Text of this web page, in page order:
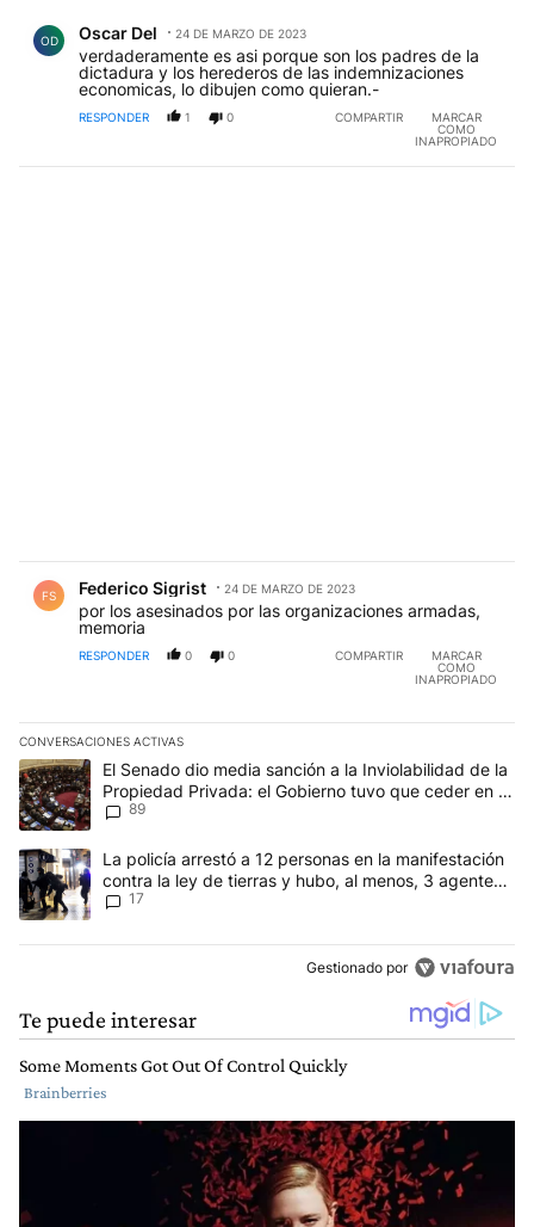
OD Oscar Del 24 DE MARZO DE 2023
verdaderamente es asi porque son los padres de la
dictadura y los herederos de las indemnizaciones
economicas, lo dibujen como quieran.-
RESPONDER 1 0 COMPARTIR
MARCAR
COMO
INAPROPIADO
FS Federico Sigrist 24 DE MARZO DE 2023
por los asesinados por las organizaciones armadas,
memoria
RESPONDER 0 0 COMPARTIR
MARCAR
COMO
INAPROPIADO
CONVERSACIONES ACTIVAS
Este listado muestra los artículos con más comentarios en los
Un artículo de tendencia con el título "El Senado dio media
El Senado dio media sanción a la Inviolabilidad de la
Propiedad Privada: el Gobierno tuvo que ceder en la
Ley del Manejo del Fuego
89
Un artículo de tendencia con el título "La policía arrestó a 12
La policía arrestó a 12 personas en la manifestación
contra la ley de tierras y hubo, al menos, 3 agentes
heridos
17
Gestionado por